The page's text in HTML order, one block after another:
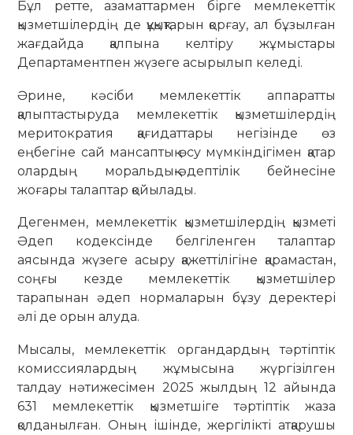
Бұл ретте, азаматтармен бірге мемлекеттік
қызметшілердің де құқықтарын қорғау, ал бұзылған
жағдайда қалпына келтіру жұмыстары
Департаментпен жүзеге асырылып келеді.
Әрине, кәсіби мемлекеттік аппаратты
қалыптастыруда мемлекеттік қызметшілердің
меритократия қағидаттары негізінде өз
еңбегіне сай мансаптық өсу мүмкіндігімен қатар
олардың моральдық-әдептілік бейнесіне
жоғары талаптар қойылады.
Дегенмен, мемлекеттік қызметшілердің қызметі
Әдеп кодексінде белгіленген талаптар
аясында жүзеге асыру қажеттілігіне қарамастан,
соңғы кезде мемлекеттік қызметшілер
тарапынан әдеп нормаларын бұзу деректері
әлі де орын алуда.
Мысалы, мемлекеттік органдардың тәртіптік
комиссиялардың жұмысына жүргізілген
талдау нәтижесімен 2025 жылдың 12 айында
631 мемлекеттік қызметшіге тәртіптік жаза
қолданылған. Оның ішінде, жергілікті атқарушы